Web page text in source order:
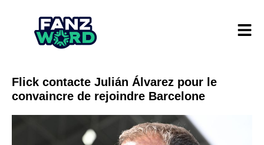
Flick contacte Julián Álvarez pour le
convaincre de rejoindre Barcelone